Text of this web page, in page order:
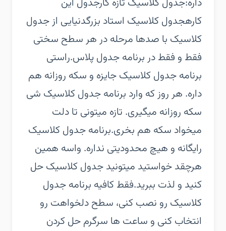
کاره‏جدول کلاسیک استاد بزرگ‏دنیایی از جدول
کلاسیک با صدها مرحله در هر سطح سختی
فقط و فقط در برنامه جدول پلاس.‏راستی
برنامه جدول کلاسیک جایزه و سکه روزانه هم
داره. هر روز که وارد برنامه جدول کلاسیک شی
سکه روزانه میگیری. تازه میتونی تا دلت
میخواد سکه هم بخری.‏برنامه جدول کلاسیک
رایگانه و هیچ محدودیتی نداره. واسه همین
هرچقد خواستید میتونید جدول کلاسیک حل
کنید و لذت ببرید.‏فقط کافیه برنامه جدول
کلاسیک رو نصب کنی، سطح دلخواهت رو
انتخاب کنی و ساعت ها سرگرم حل کردن